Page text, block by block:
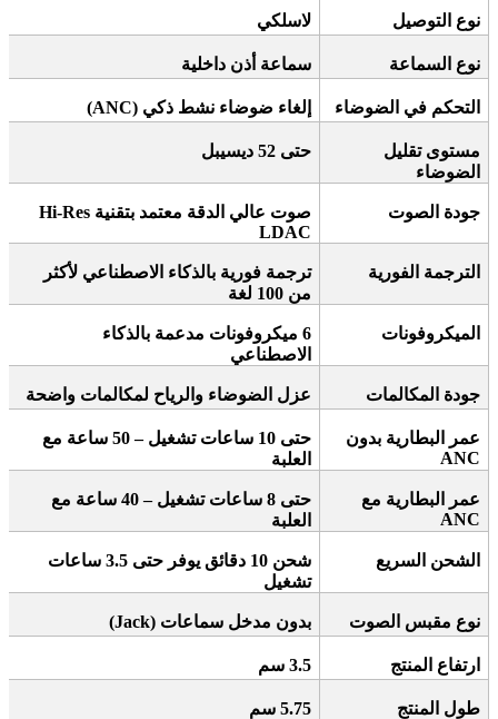
نوع التوصيل لاسلكي
نوع السماعة سماعة أذن داخلية
التحكم في الضوضاء إلغاء ضوضاء نشط ذكي (ANC)
مستوى تقليل
الضوضاء
حتى 52 ديسيبل
جودة الصوت صوت عالي الدقة معتمد بتقنية
LDAC
الترجمة الفورية
ترجمة فورية بالذكاء الاصطناعي لأكثر
من 100 لغة
الميكروفونات 6 ميكروفونات مدعمة بالذكاء
الاصطناعي
جودة المكالمات عزل الضوضاء والرياح لمكالمات واضحة
عمر البطارية بدون
ANC
حتى 10 ساعات تشغيل – 50 ساعة مع
العلبة
عمر البطارية مع
ANC
حتى 8 ساعات تشغيل – 40 ساعة مع
العلبة
الشحن السريع
شحن 10 دقائق يوفر حتى 3.5 ساعات
تشغيل
نوع مقبس الصوت بدون مدخل سماعات (Jack)
ارتفاع المنتج 3.5 سم
طول المنتج 5.75 سم